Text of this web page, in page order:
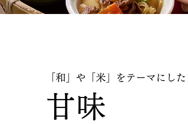
「和」や「米」をテーマにした
甘味